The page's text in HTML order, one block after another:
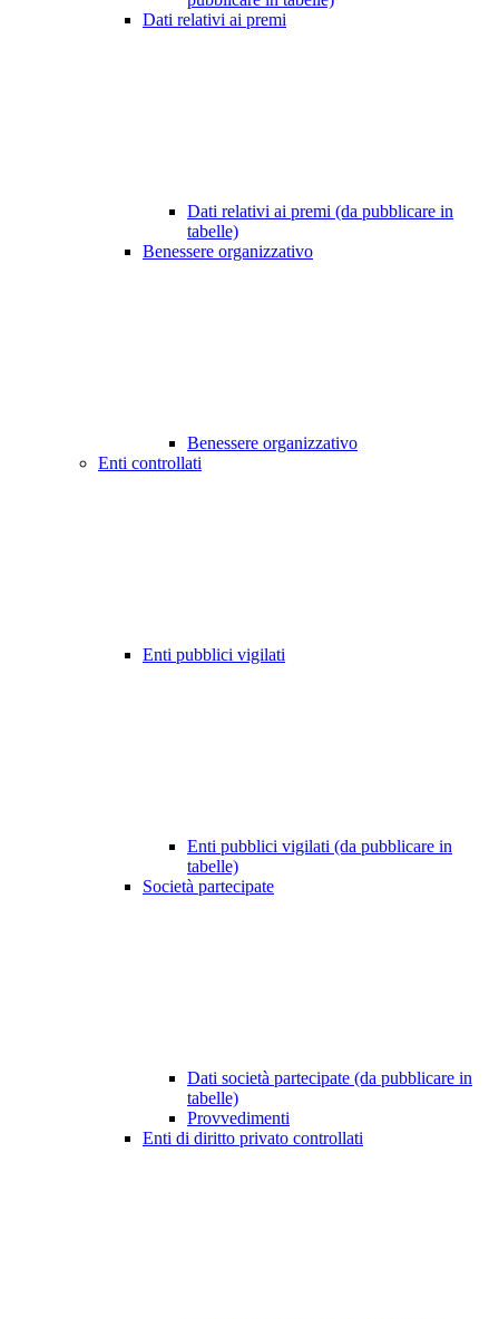
Dati relativi ai premi
Dati relativi ai premi (da pubblicare in
tabelle)
Benessere organizzativo
Benessere organizzativo
Enti controllati
Enti pubblici vigilati
Enti pubblici vigilati (da pubblicare in
tabelle)
Società partecipate
Dati società partecipate (da pubblicare in
tabelle)
Provvedimenti
Enti di diritto privato controllati